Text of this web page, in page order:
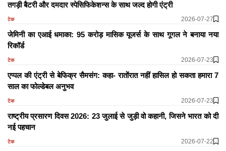
तगड़ी बैटरी और दमदार स्पेसिफिकेशन्स के साथ जल्द होगी एंट्री
टेक 2026-07-27
जेमिनी का एआई धमाका: 95 करोड़ मासिक यूजर्स के साथ गूगल ने बनाया नया
रिकॉर्ड
टेक 2026-07-23
एप्पल की एंट्री से बेफिक्र सैमसंग: कहा- रातोंरात नहीं हासिल हो सकता हमारा 7
साल का फोल्डेबल अनुभव
टेक 2026-07-23
राष्ट्रीय प्रसारण दिवस 2026: 23 जुलाई से जुड़ी वो कहानी, जिसने भारत को दी
नई पहचान
टेक 2026-07-22